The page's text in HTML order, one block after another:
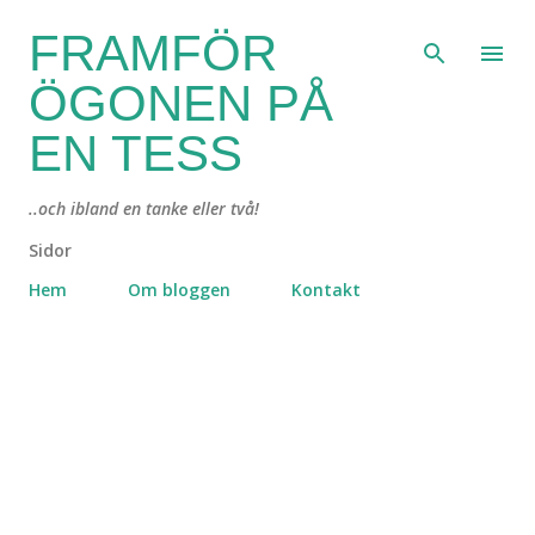
Fortsätt till huvudinnehåll
FRAMFÖR
ÖGONEN PÅ
EN TESS
..och ibland en tanke eller två!
Sidor
Hem
Om bloggen Kontakt